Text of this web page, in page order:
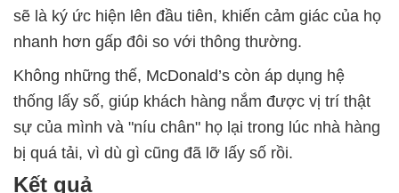
sẽ là ký ức hiện lên đầu tiên, khiến cảm giác của họ
nhanh hơn gấp đôi so với thông thường.
Không những thế, McDonald’s còn áp dụng hệ
thống lấy số, giúp khách hàng nắm được vị trí thật
sự của mình và "níu chân" họ lại trong lúc nhà hàng
bị quá tải, vì dù gì cũng đã lỡ lấy số rồi.
Kết quả